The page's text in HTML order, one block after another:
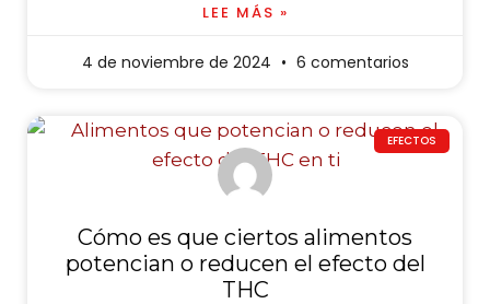
LEE MÁS »
4 de noviembre de 2024 6 comentarios
EFECTOS
Cómo es que ciertos alimentos
potencian o reducen el efecto del
THC